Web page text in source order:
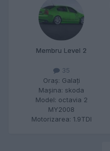
Membru Level 2
35
Oraş: Galaţi
Maşina: skoda
Model: octavia 2
MY2008
Motorizarea: 1.9TDI